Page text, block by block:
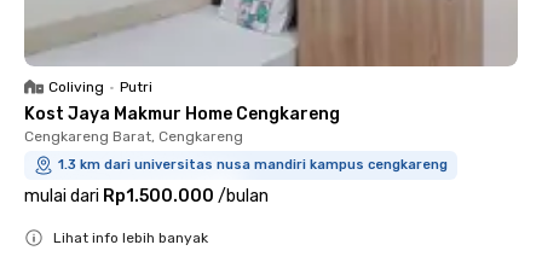
Coliving • Putri
Kost Jaya Makmur Home Cengkareng
Cengkareng Barat, Cengkareng
1.3 km dari universitas nusa mandiri kampus cengkareng
mulai dari Rp1.500.000 /bulan
Lihat info lebih banyak